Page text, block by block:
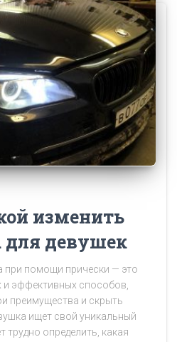
изменить
девушек
при помощи прически — это
и эффективных способов,
преимущества и скрыть
ищет свой уникальный
трудно определить, какая